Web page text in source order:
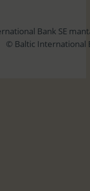
Bank SE
© Baltic International